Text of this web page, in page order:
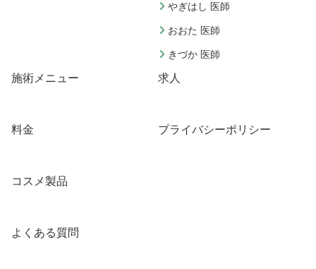
やぎはし 医師
おおた 医師
きづか 医師
施術メニュー
料金
コスメ製品
よくある質問
求人
プライバシーポリシー